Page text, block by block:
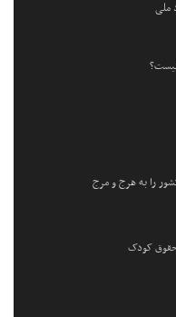
ملی
را به هرج و مرج
حقوق کودک